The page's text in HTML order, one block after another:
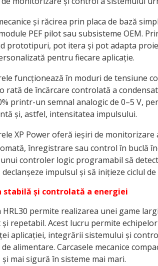
și răcirea prin placa de bază
PEF pilot sau subsisteme OEM.
prototipuri, pot itera și pot adapta
pentru fiecare aplicație.
funcționează în moduri de tensiune
rată de încărcare controlată a
printr-un semnal analogic de 0–5 V,
și, astfel, intensitatea impulsului.
XP Power oferă ieșiri de
înregistrare sau control în buclă
controler logic programabil să
declanșeze impulsul și să inițieze ciclul
stabilă și controlată a energiei
permite realizarea unei game
repetabil. Acest lucru permite
aplicației, integrării sistemului și
alimentare. Carcasele mecanice
mai sigură în sisteme mai mari.